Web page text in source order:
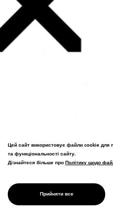
PROJECT
XICA
Цей сайт використовує файли cookie для
та функціональності сайту.
Дізнайтеся більше про Політику щодо
Політику щодо
Прийняти все